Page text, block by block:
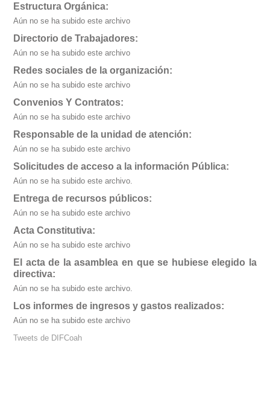
Estructura Orgánica:
Aún no se ha subido este archivo
Directorio de Trabajadores:
Aún no se ha subido este archivo
Redes sociales de la organización:
Aún no se ha subido este archivo
Convenios Y Contratos:
Aún no se ha subido este archivo
Responsable de la unidad de atención:
Aún no se ha subido este archivo
Solicitudes de acceso a la información Pública:
Aún no se ha subido este archivo.
Entrega de recursos públicos:
Aún no se ha subido este archivo
Acta Constitutiva:
Aún no se ha subido este archivo
El acta de la asamblea en que se hubiese elegido la
directiva:
Aún no se ha subido este archivo.
Los informes de ingresos y gastos realizados:
Aún no se ha subido este archivo
Tweets de DIFCoah